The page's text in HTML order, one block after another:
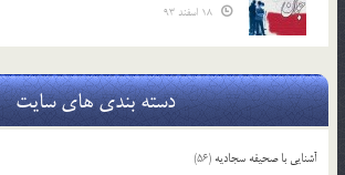
دسته بندی های سایت
آشنایی با صحیفه سجادیه (56)